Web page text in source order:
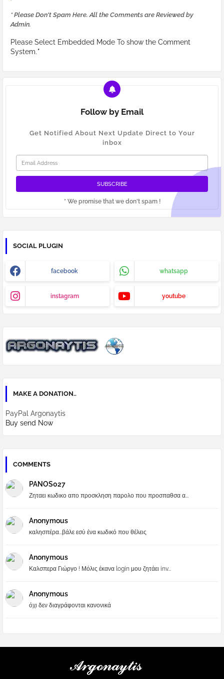
* Please Don't Spam Here. All the Comments are Reviewed by
Admin.
Please Select Embedded Mode To show the Comment
System.*
Follow by Email
Get Notified About Next Update Direct to Your
inbox
* We promise that we don't spam !
SOCIAL PLUGIN
facebook whatsapp
instagram youtube
MAKE A DONATION..
PayPal Argonaytis
Buy send Now
COMMENTS
PANOS027
Ζηταει κωδικο απο προσκληση παρολο που προσπαθσα α...
Anonymous
καλησπέρα...βάλε εσύ ένα κωδικό που θέλεις
Anonymous
Καλσπερα Γιώργο ! Μόλις έκανα login μου ζητάει inv...
Anonymous
όχι δεν διαγράφονται κανονικά